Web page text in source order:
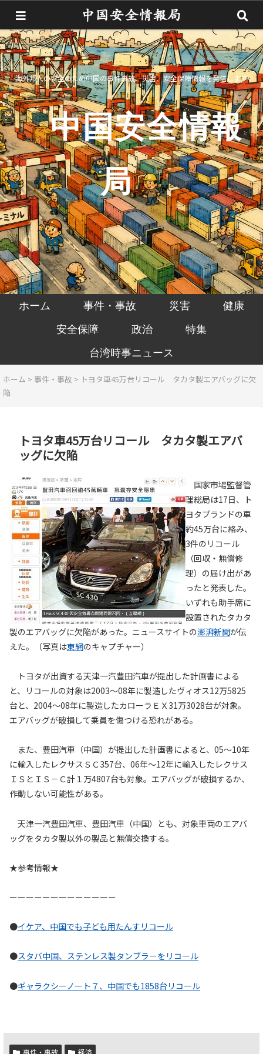
海外邦人の安全のため中国の事件事故、災害、安全保障情報を発信します
中国安全情報
局
ホーム 事件・事故 災害
健康
安全保障
政治
特集
台湾時事ニュース
ホーム > 事件・事故 > トヨタ車45万台リコール タカタ製エアバッグに欠
陥
トヨタ車45万台リコール タカタ製エアバ
ッグに欠陥
国家市場監督管
理総局は17日、ト
ヨタブランドの車
約45万台に絡み、
3件のリコール
（回収・無償修
理）の届け出があ
ったと発表した。
いずれも助手席に
設置されたタカタ
製のエアバッグに欠陥があった。ニュースサイトの澎湃新聞が伝
えた。（写真は東網のキャプチャー）
トヨタが出資する天津一汽豊田汽車が提出した計画書による
と、リコールの対象は2003～08年に製造したヴィオス12万5825
台と、2004～08年に製造したカローラＥＸ31万3028台が対象。
エアバッグが破損して乗員を傷つける恐れがある。
また、豊田汽車（中国）が提出した計画書によると、05～10年
に輸入したレクサスＳＣ357台、06年～12年に輸入したレクサス
ＩＳとＩＳ－Ｃ計１万4807台も対象。エアバッグが破損するか、
作動しない可能性がある。
天津一汽豊田汽車、豊田汽車（中国）とも、対象車両のエアバ
ッグをタカタ製以外の製品と無償交換する。
★参考情報★
ーーーーーーーーーーーーー
●イケア、中国でも子ども用たんすリコール
●スタバ中国、ステンレス製タンブラーをリコール
●ギャラクシーノート７、中国でも1858台リコール
事件・事故 経済